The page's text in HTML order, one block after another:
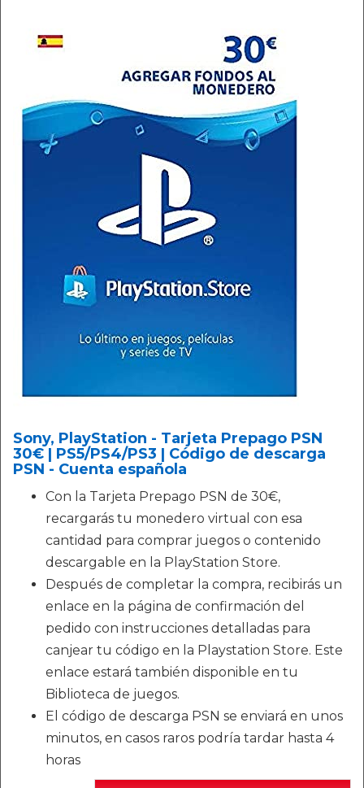
Sony, PlayStation - Tarjeta Prepago PSN
30€ | PS5/PS4/PS3 | Código de descarga
PSN - Cuenta española
Con la Tarjeta Prepago PSN de 30€,
recargarás tu monedero virtual con esa
cantidad para comprar juegos o contenido
descargable en la PlayStation Store.
Después de completar la compra, recibirás un
enlace en la página de confirmación del
pedido con instrucciones detalladas para
canjear tu código en la Playstation Store. Este
enlace estará también disponible en tu
Biblioteca de juegos.
El código de descarga PSN se enviará en unos
minutos, en casos raros podría tardar hasta 4
horas